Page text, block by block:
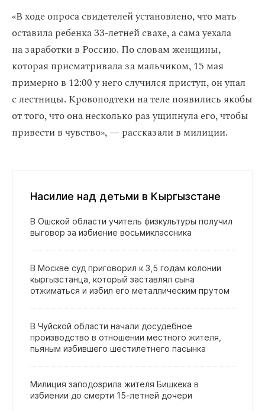
«В ходе опроса свидетелей установлено, что мать
оставила ребенка 33-летней свахе, а сама уехала
на заработки в Россию. По словам женщины,
которая присматривала за мальчиком, 15 мая
примерно в 12:00 у него случился приступ, он упал
с лестницы. Кровоподтеки на теле появились якобы
от того, что она несколько раз ущипнула его, чтобы
привести в чувство», — рассказали в милиции.
Насилие над детьми в Кыргызстане
В Ошской области учитель физкультуры получил
выговор за избиение восьмиклассника
В Москве суд приговорил к 3,5 годам колонии
кыргызстанца, который заставлял сына
отжиматься и избил его металлическим прутом
В Чуйской области начали досудебное
производство в отношении местного жителя,
пьяным избившего шестилетнего пасынка
Милиция заподозрила жителя Бишкека в
избиении до смерти 15‑летней дочери